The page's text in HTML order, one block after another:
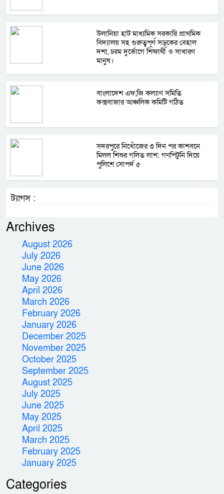
উলানিয়া হাট মাধ্যমিক সরকারি প্রাথমিক
বিদ্যালয় সহ গুরুত্বপূর্ণ সড়কের বেহাল
দশা, চরম দুর্ভোগে শিক্ষার্থী ও সাধারণ
মানুষ।
বাংলাদেশ এফ,জি কল্যাণ সমিতি
কক্সবাজার আঞ্চলিক কমিটি গঠিত
সদরপুরে নিখোঁজের ৩ দিন পর কাশবনে
মিলল শিশুর গলিত লাশ: গণপিটুনি দিয়ে
পুলিশে সোপর্দ ৫
ট্যাগস :
Archives
August 2026
July 2026
June 2026
May 2026
April 2026
March 2026
February 2026
January 2026
December 2025
November 2025
October 2025
September 2025
August 2025
July 2025
June 2025
May 2025
April 2025
March 2025
February 2025
January 2025
Categories